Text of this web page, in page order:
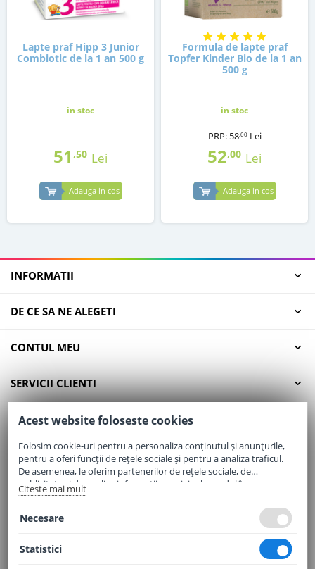
Lapte praf Hipp 3 Junior
Combiotic de la 1 an 500 g
in stoc
51 ,50 Lei
Adauga in cos
Formula de lapte praf
Topfer Kinder Bio de la 1 an
500 g
in stoc
PRP: 58,00 Lei
52,00 Lei
Adauga in cos
INFORMATII
DE CE SA NE ALEGETI
CONTUL MEU
SERVICII CLIENTI
CONTACT
Email:office@elaptepraf.ro
Telefon:0745-964-449
Adresa:Sos. Borsului, Nr. 20, Oradea, Jud. Bihor
Acest website foloseste cookies
Folosim cookie-uri pentru a personaliza conținutul și anunțurile,
pentru a oferi funcții de rețele sociale și pentru a analiza traficul.
De asemenea, le oferim partenerilor de rețele sociale, de
publicitate și de analize informații cu privire la modul în care
folosiți site-ul nostru. Aceștia le pot combina cu alte informații
Citeste mai mult
Necesare
Statistici